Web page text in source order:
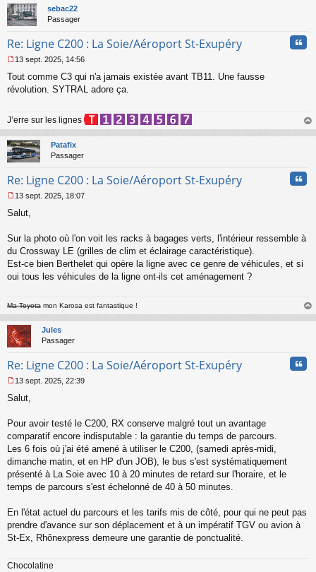
n
l
u
sebac22
Passager
Re: Ligne C200 : La Soie/Aéroport St-Exupéry
e
s
g
e
n
o
n
u
13 sept. 2025, 14:56
Tout comme C3 qui n'a jamais existée avant TB11. Une fausse
révolution. SYTRAL adore ça.
J’erre sur les lignes
au
Patafix
Passager
Re: Ligne C200 : La Soie/Aéroport St-Exupéry
e
s
g
e
n
l
u
13 sept. 2025, 18:07
Salut,
Sur la photo où l'on voit les racks à bagages verts, l'intérieur ressemble à
du Crossway LE (grilles de clim et éclairage caractéristique).
Est-ce bien Berthelet qui opère la ligne avec ce genre de véhicules, et si
oui tous les véhicules de la ligne ont-ils cet aménagement ?
Ma Toyota mon Karosa est fantastique !
au
Jules
Passager
Re: Ligne C200 : La Soie/Aéroport St-Exupéry
e
s
g
e
n
o
n
13 sept. 2025, 22:39
Salut,
Pour avoir testé le C200, RX conserve malgré tout un avantage
comparatif encore indisputable : la garantie du temps de parcours.
Les 6 fois où j'ai été amené à utiliser le C200, (samedi après-midi,
dimanche matin, et en HP d'un JOB), le bus s'est systématiquement
présenté à La Soie avec 10 à 20 minutes de retard sur l'horaire, et le
temps de parcours s'est échelonné de 40 à 50 minutes.
En l'état actuel du parcours et les tarifs mis de côté, pour qui ne peut pas
prendre d'avance sur son déplacement et à un impératif TGV ou avion à
St-Ex, Rhônexpress demeure une garantie de ponctualité.
Chocolatine